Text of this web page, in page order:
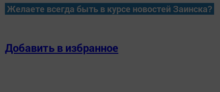
Желаете всегда быть в курсе новостей Заинска?
Добавить в избранное